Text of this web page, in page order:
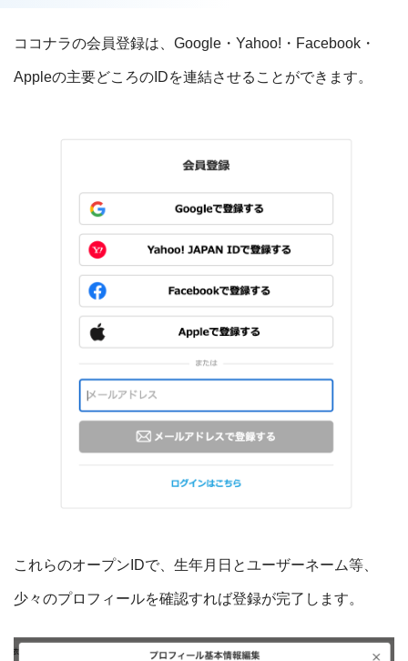
ココナラの会員登録は、Google・Yahoo!・Facebook・
Appleの主要どころのIDを連結させることができます。
これらのオープンIDで、生年月日とユーザーネーム等、
少々のプロフィールを確認すれば登録が完了します。